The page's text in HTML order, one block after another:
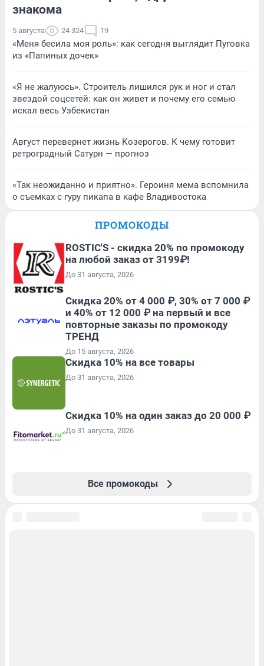
знакома
5 августа 24 324 19
«Меня бесила моя роль»: как сегодня выглядит Пуговка
из «Папиных дочек»
«Я не жалуюсь». Строитель лишился рук и ног и стал
звездой соцсетей: как он живет и почему его семью
искал весь Узбекистан
Август перевернет жизнь Козерогов. К чему готовит
ретроградный Сатурн — прогноз
«Так неожиданно и приятно». Героиня мема вспомнила
о съемках с гуру пикапа в кафе Владивостока
ПРОМОКОДЫ
ROSTIC'S - скидка 20% по промокоду
на любой заказ от 3199₽!
До 31 августа, 2026
Скидка 20% от 4 000 ₽, 30% от 7 000 ₽
и 40% от 12 000 ₽ на первый и все
повторные заказы по промокоду
ТРЕНД
До 15 августа, 2026
Скидка 10% на все товары
До 31 августа, 2026
Скидка 10% на один заказ до 20 000 ₽
До 31 августа, 2026
Все промокоды